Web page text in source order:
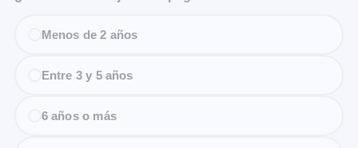
Menos de 2 años
Entre 3 y 5 años
6 años o más